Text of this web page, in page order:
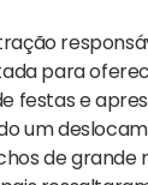
para
festas e
um
de grande